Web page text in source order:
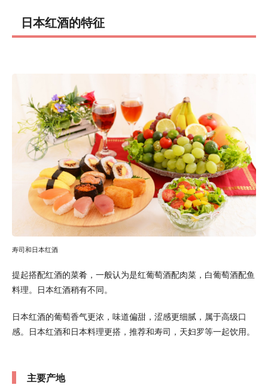
日本红酒的特征
寿司和日本红酒
提起搭配红酒的菜肴，一般认为是红葡萄酒配肉菜，白葡萄酒配鱼
料理。日本红酒稍有不同。
日本红酒的葡萄香气更浓，味道偏甜，涩感更细腻，属于高级口
感。日本红酒和日本料理更搭，推荐和寿司，天妇罗等一起饮用。
主要产地